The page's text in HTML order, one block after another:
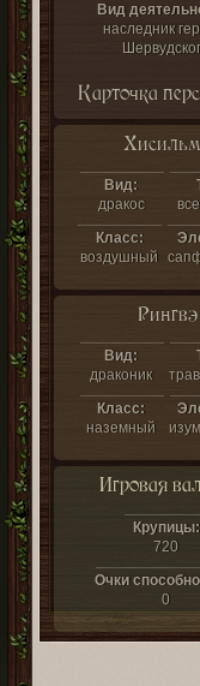
Вид
наследник
Карточка
Вид:
дракос
Класс:
воздушный
Рингвэ
Вид:
драконик
Класс:
наземный
Игровая
Крупицы:
720
Очки
0